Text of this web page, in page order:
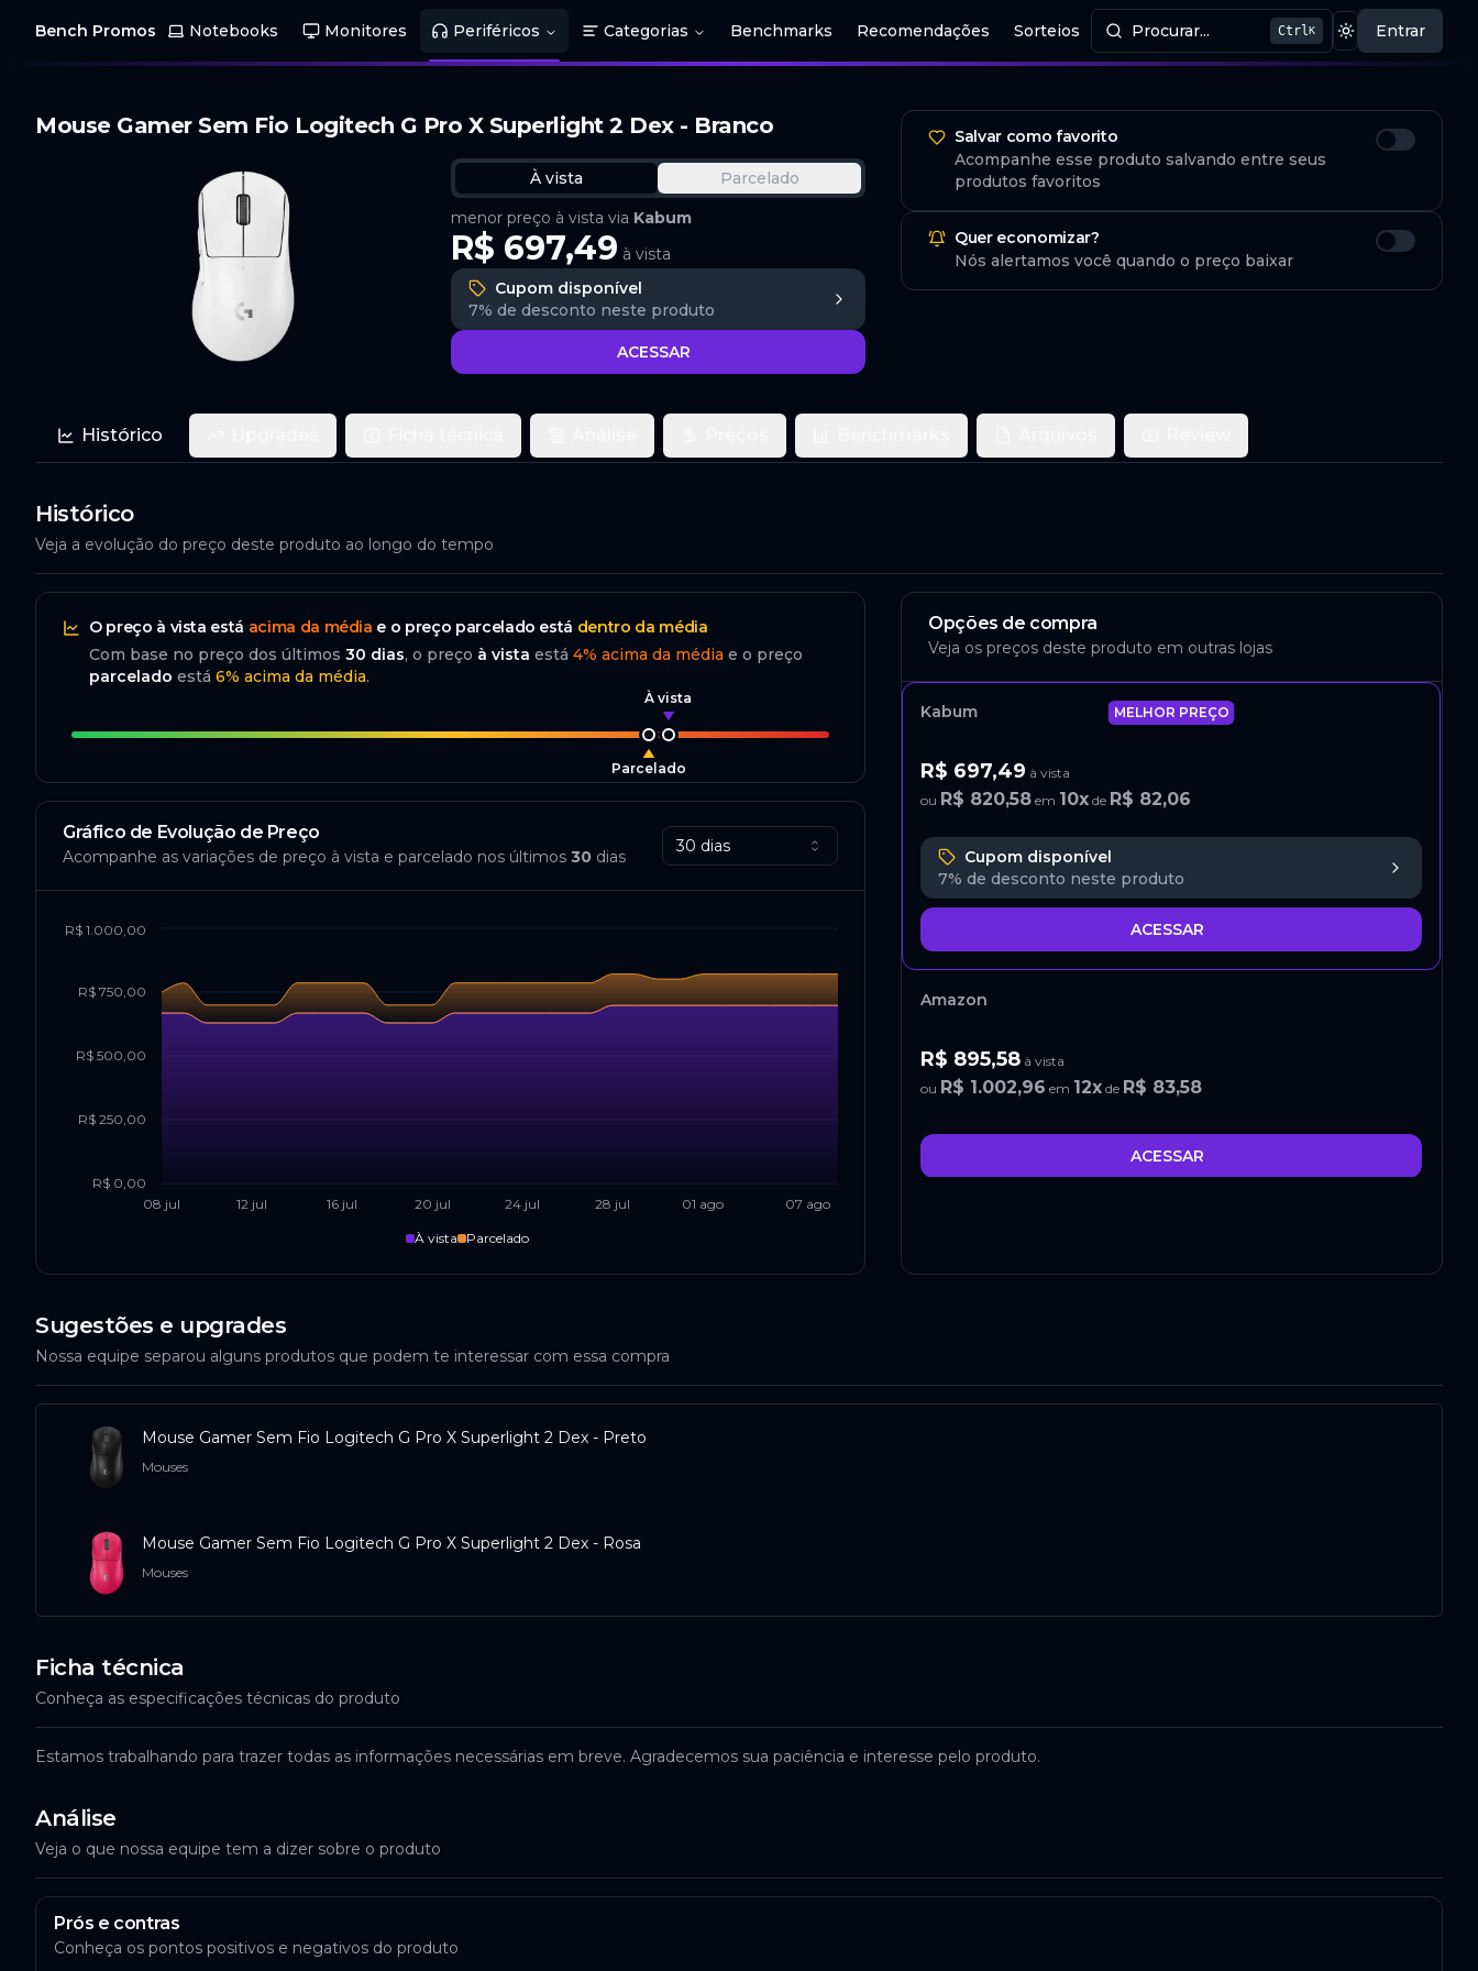
Bench Promos Notebooks Monitores Periféricos Categorias Benchmarks Recomendações Sorteios Procurar...
Procurar produtos CtrlK Mudar tema
Entrar
Mouse Gamer Sem Fio Logitech G Pro X Superlight 2 Dex - Branco
À vista
Parcelado
menor preço à vista via Kabum
R$ 697,49 à vista
Cupom disponível
7% de desconto neste produto
ACESSAR
Salvar como favorito
Acompanhe esse produto salvando entre seus
produtos favoritos
Quer economizar?
Nós alertamos você quando o preço baixar
Histórico
Histórico
Veja a evolução do preço deste produto ao longo do tempo
O preço à vista está acima da média e o preço parcelado está dentro da média
Com base no preço dos últimos 30 dias, o preço à vista está 4% acima da média e o preço
parcelado está 6% acima da média.
À vista
Parcelado
Gráfico de Evolução de Preço
Acompanhe as variações de preço à vista e parcelado nos últimos 30 dias
30 dias
08 jul 12 jul 16 jul 20 jul 24 jul 28 jul 01 ago 07 ago
R$ 0,00
R$ 250,00
R$ 500,00
R$ 750,00
R$ 1.000,00
À vista Parcelado
Opções de compra
Veja os preços deste produto em outras lojas
Kabum MELHOR PREÇO
R$ 697,49 à vista
ou R$ 820,58 em 10x de R$ 82,06
Cupom disponível
7% de desconto neste produto
ACESSAR
Amazon
R$ 895,58 à vista
ou R$ 1.002,96 em 12x de R$ 83,58
ACESSAR
ACESSAR
Sugestões e upgrades
Nossa equipe separou alguns produtos que podem te interessar com essa compra
Mouse Gamer Sem Fio Logitech G Pro X Superlight 2 Dex - Preto
Mouses
Mouse Gamer Sem Fio Logitech G Pro X Superlight 2 Dex - Rosa
Mouses
Ficha técnica
Conheça as especificações técnicas do produto
Estamos trabalhando para trazer todas as informações necessárias em breve. Agradecemos sua paciência e interesse pelo produto.
Análise
Veja o que nossa equipe tem a dizer sobre o produto
Prós e contras
Conheça os pontos positivos e negativos do produto